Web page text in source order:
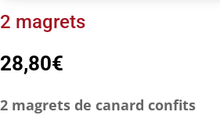
2 magrets
28,80€
2 magrets de canard confits